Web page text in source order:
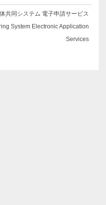
共同システム 電子申請サービス
System Electronic Application
Services